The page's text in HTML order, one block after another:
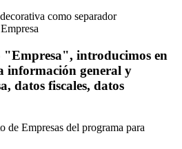
"Empresa", introducimos en
información general y
datos fiscales, datos